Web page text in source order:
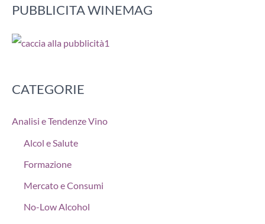
PUBBLICITA WINEMAG
CATEGORIE
Analisi e Tendenze Vino
Alcol e Salute
Formazione
Mercato e Consumi
No-Low Alcohol